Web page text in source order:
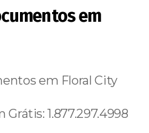
em
em Floral City
1.877.297.4998